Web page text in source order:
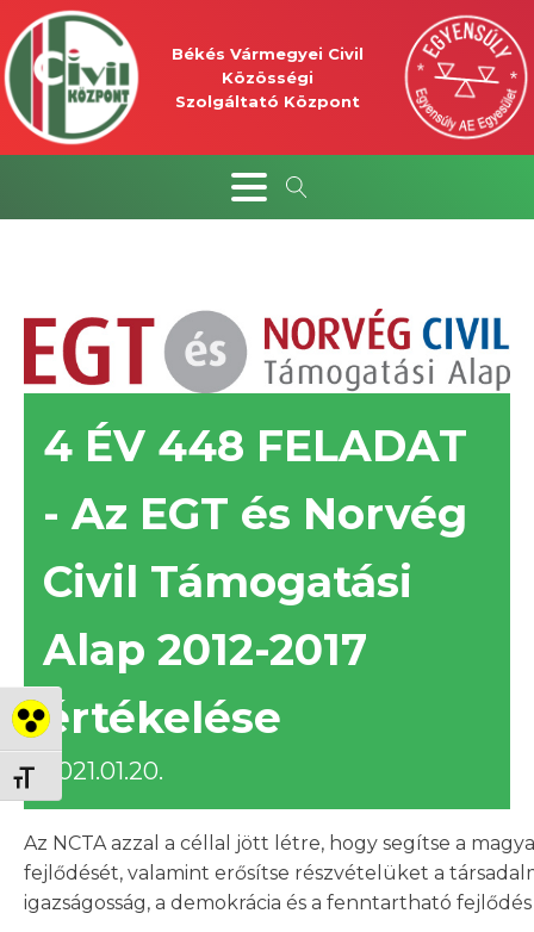
Nagy kontraszt váltása
Betűméret váltása
Békés Vármegyei Civil
Közösségi
Szolgáltató Központ
4 ÉV 448 FELADAT
- Az EGT és Norvég
Civil Támogatási
Alap 2012-2017
értékelése
2021.01.20.
Az NCTA azzal a céllal jött létre, hogy segítse a
fejlődését, valamint erősítse részvételüket a
igazságosság, a demokrácia és a fenntartható